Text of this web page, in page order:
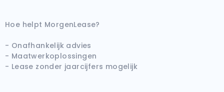
Hoe helpt MorgenLease?
- Onafhankelijk advies
- Maatwerkoplossingen
- Lease zonder jaarcijfers mogelijk